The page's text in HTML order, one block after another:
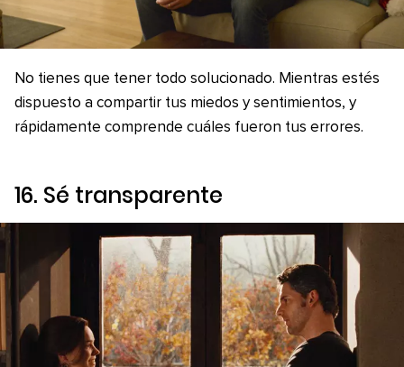
No tienes que tener todo solucionado. Mientras estés
dispuesto a compartir tus miedos y sentimientos, y
rápidamente comprende cuáles fueron tus errores.
16. Sé transparente